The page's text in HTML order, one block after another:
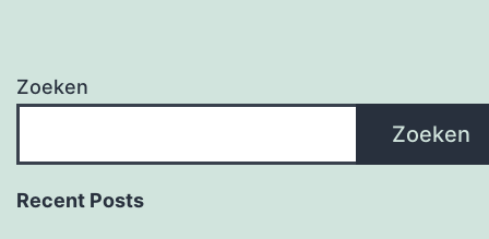
Zoeken
Zoeken
Recent Posts